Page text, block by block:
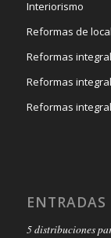
Interiorismo
Reformas de
Reformas
Reformas
Reformas
ENTRADAS
5 distribuciones